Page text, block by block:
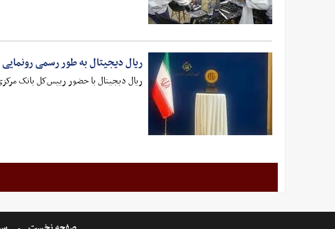
ریال دیجیتال به طور رسمی
ریال دیجیتال با حضور رییس‌کل بانک